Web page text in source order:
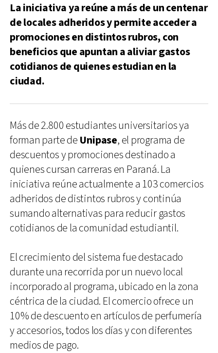
La iniciativa ya reúne a más de un centenar
de locales adheridos y permite acceder a
promociones en distintos rubros, con
beneficios que apuntan a aliviar gastos
cotidianos de quienes estudian en la
ciudad.
Más de 2.800 estudiantes universitarios ya
forman parte de Unipase, el programa de
descuentos y promociones destinado a
quienes cursan carreras en Paraná. La
iniciativa reúne actualmente a 103 comercios
adheridos de distintos rubros y continúa
sumando alternativas para reducir gastos
cotidianos de la comunidad estudiantil.
El crecimiento del sistema fue destacado
durante una recorrida por un nuevo local
incorporado al programa, ubicado en la zona
céntrica de la ciudad. El comercio ofrece un
10% de descuento en artículos de perfumería
y accesorios, todos los días y con diferentes
medios de pago.